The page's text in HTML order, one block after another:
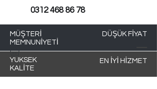
MÜŞTERİ
MEMNUNİYETİ
DÜŞÜK FİYAT
YÜKSEK
KALİTE
EN İYİ HİZMET
0312 468 86 78